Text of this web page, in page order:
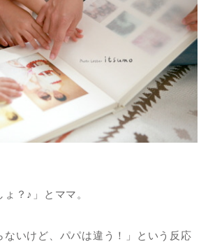
ょ？♪」とママ。
ないけど、パパは違う！」という反応